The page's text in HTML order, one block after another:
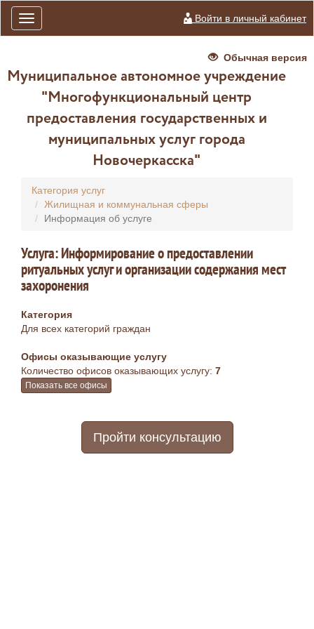
Toggle
navigation
Войти в личный кабинет
Обычная версия
Муниципальное автономное учреждение
"Многофункциональный центр
предоставления государственных и
муниципальных услуг города
Новочеркасска"
Категория услуг
Жилищная и коммунальная сферы
Информация об услуге
Услуга: Информирование о предоставлении
ритуальных услуг и организации содержания мест
захоронения
Категория
Для всех категорий граждан
Офисы оказывающие услугу
Количество офисов оказывающих услугу: 7
Показать все офисы
Пройти консультацию